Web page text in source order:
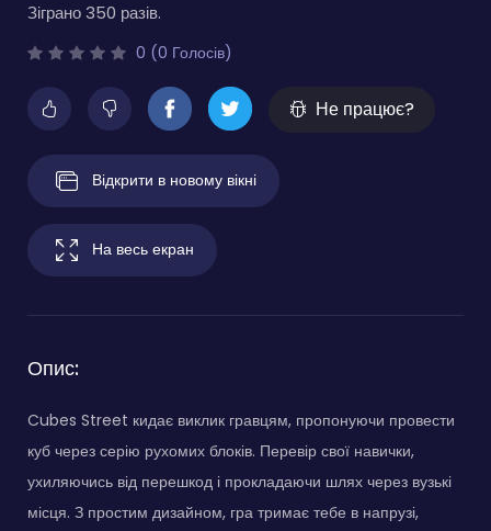
Зіграно 350 разів.
0 (0 Голосів)
Не працює?
Відкрити в новому вікні
На весь екран
Опис:
Cubes Street кидає виклик гравцям, пропонуючи провести
куб через серію рухомих блоків. Перевір свої навички,
ухиляючись від перешкод і прокладаючи шлях через вузькі
місця. З простим дизайном, гра тримає тебе в напрузі,